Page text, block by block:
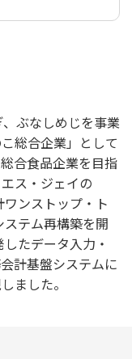
ぶなしめじを事業
総合企業」として
合食品企業を目指
ス・ジェイの
ンストップ・ト
テム再構築を開
たデータ入力・
計基盤システムに
ました。